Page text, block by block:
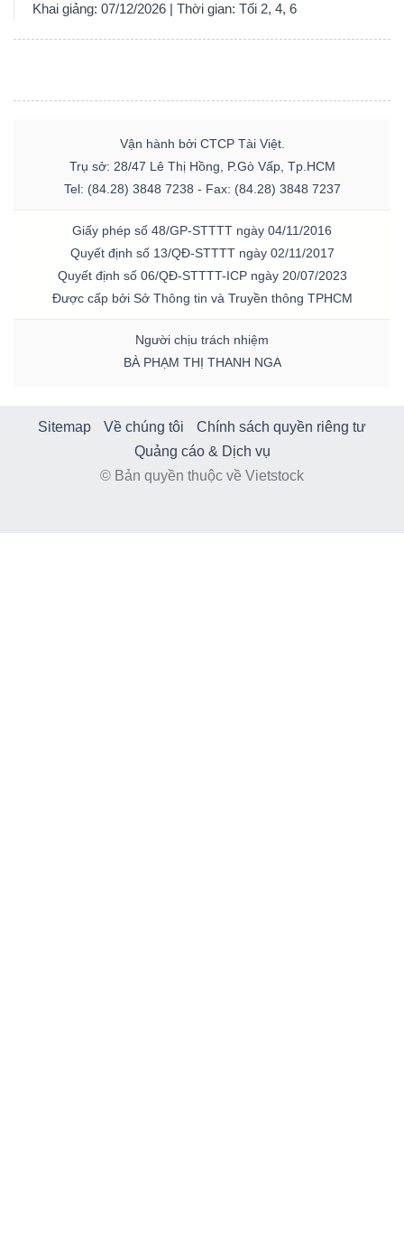
Khai giảng: 07/12/2026 | Thời gian: Tối 2, 4, 6
Vận hành bởi CTCP Tài Việt.
Trụ sở: 28/47 Lê Thị Hồng, P.Gò Vấp, Tp.HCM
Tel: (84.28) 3848 7238 - Fax: (84.28) 3848 7237
Giấy phép số 48/GP-STTTT ngày 04/11/2016
Quyết định số 13/QĐ-STTTT ngày 02/11/2017
Quyết định số 06/QĐ-STTTT-ICP ngày 20/07/2023
Được cấp bởi Sở Thông tin và Truyền thông TPHCM
Người chịu trách nhiệm
BÀ PHẠM THỊ THANH NGA
Sitemap Về chúng tôi
Chính sách quyền riêng tư
Quảng cáo & Dịch vụ
© Bản quyền thuộc về Vietstock